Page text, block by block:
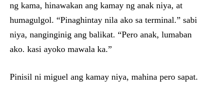
ng kama, hinawakan ang kamay ng anak niya, at
humagulgol. “Pinaghintay nila ako sa terminal.” sabi
niya, nanginginig ang balikat. “Pero anak, lumaban
ako. kasi ayoko mawala ka.”
Pinisil ni miguel ang kamay niya, mahina pero sapat.